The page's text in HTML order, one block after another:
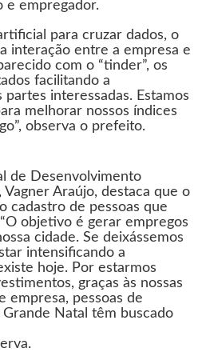
e empregador.
para cruzar dados, o
interação entre a empresa e
com o “tinder”, os
facilitando a
interessadas. Estamos
melhorar nossos índices
observa o prefeito.
de Desenvolvimento
Vagner Araújo, destaca que o
cadastro de pessoas que
objetivo é gerar empregos
cidade. Se deixássemos
intensificando a
hoje. Por estarmos
graças às nossas
empresa, pessoas de
Natal têm buscado